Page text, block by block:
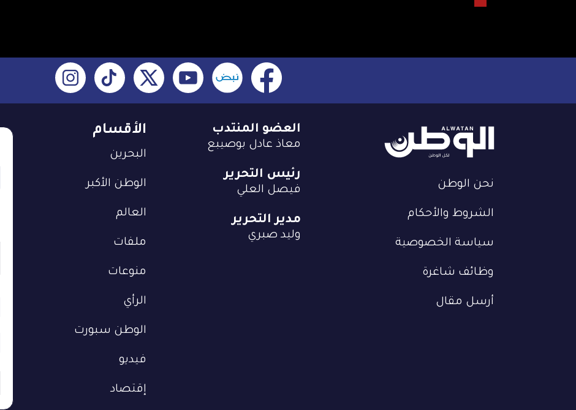
نحن الوطن
الشروط والأحكام
سياسة الخصوصية
وظائف شاغرة
أرسل مقال
الأقسام
البحرين
الوطن الأكبر
العالم
ملفات
منوعات
الرأي
الوطن سبورت
فيديو
إقتصاد
العضو المنتدب
معاذ عادل بوصيبع
رئيس التحرير
فيصل العلي
مدير التحرير
وليد صبري